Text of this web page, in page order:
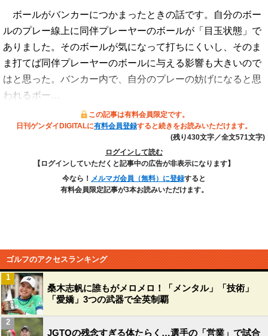
ボールがバンカーにつかまったときの話です。自分のボー
ルのプレー線上に同伴プレーヤーのボールが「目玉状態」で
ありました。そのボールが気になって打ちにくいし、そのま
ま打てば同伴プレーヤーのボールに与える影響も大きいので
はと思った。バンカー内で、自分のプレーの妨げになると思
われるボー…
この記事は有料会員限定です。
日刊ゲンダイDIGITALに有料会員登録すると続きをお読みいただけます。
(残り430文字／全文571文字)
ログインして読む
【ログインしていただくと記事中の広告が非表示になります】
今なら！ メルマガ会員（無料）に登録すると
有料会員限定記事が3本お読みいただけます。
ゴルフのアクセスランキング
桑木志帆に誰もがメロメロ！「メンタル」「技術」
「愛嬌」3つの武器で全英制覇
1
JGTOの残念すぎる体たらく…選手の「営業」で試合
2